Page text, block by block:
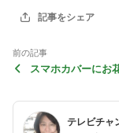
記事をシェア
前の記事
スマホカバーにお